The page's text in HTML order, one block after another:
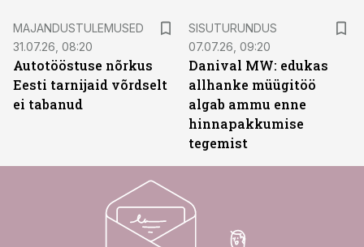
MAJANDUSTULEMUSED
31.07.26, 08:20
Autotööstuse nõrkus
Eesti tarnijaid võrdselt
ei tabanud
SISUTURUNDUS
07.07.26, 09:20
Danival MW: edukas
allhanke müügitöö
algab ammu enne
hinnapakkumise
tegemist